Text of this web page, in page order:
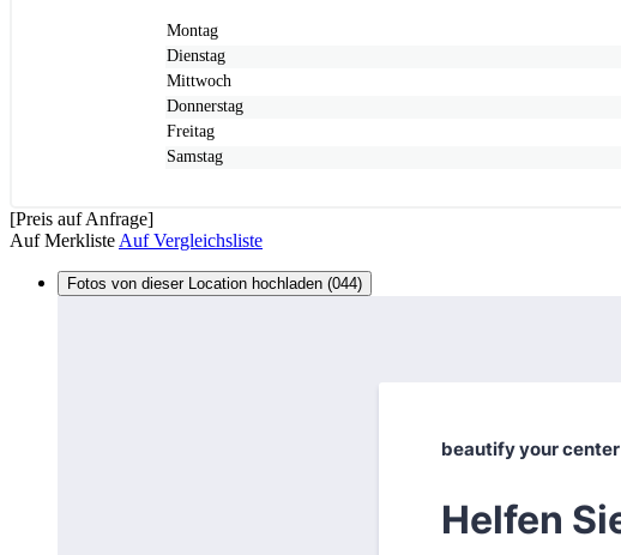
Montag
Dienstag
Mittwoch
Donnerstag
Freitag
Samstag
[Preis auf Anfrage]
Auf Merkliste Auf Vergleichsliste
Fotos von dieser Location hochladen (044)